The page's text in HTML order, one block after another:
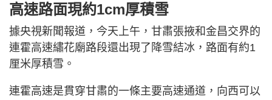
高速路面現約1cm厚積雪
據央視新聞報道，今天上午，甘肅張掖和金昌交界的
連霍高速繡花廟路段還出現了降雪結冰，路面有約1
厘米厚積雪。
連霍高速是貫穿甘肅的一條主要高速通道，向西可以